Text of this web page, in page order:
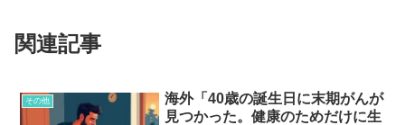
関連記事
その他
海外「40歳の誕生日に末期がんが
見つかった。健康のためだけに生